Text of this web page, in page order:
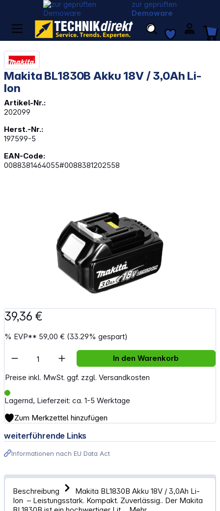
zur geprüften
Demoware
Makita BL1830B Akku 18V / 3,0Ah Li-
Ion
Artikel-Nr.:
202099
Herst.-Nr.:
197599-5
EAN-Code:
0088381464055#0088381202558
39,36 €
% EVP** 59,00 € (33.29% gespart)
Preise inkl. MwSt. ggf. zzgl. Versandkosten
Lagernd, Lieferzeit: ca. 1-5 Werktage
Artikel Anzahl: Gib den gewünschten
In den Warenkorb
Zum Merkzettel hinzufügen
weiterführende Links
Informationen nach EU Data Act
Beschreibung
Makita BL1830B Akku 18V / 3,0Ah Li-
Ion – Leistungsstark. Kompakt. Zuverlässig.. Der Makita